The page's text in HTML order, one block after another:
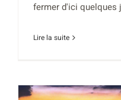
fermer d'ici quelques
Lire la suite